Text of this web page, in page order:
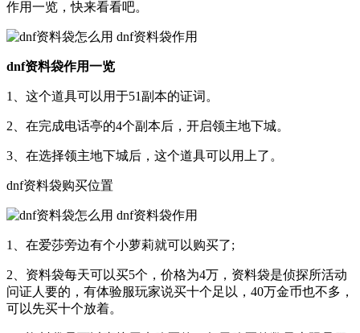
作用一览，快来看看吧。
dnf资料袋作用一览
1、这个道具可以用于51副本的证词。
2、在完成电话亭的4个副本后，开启领主地下城。
3、在选择领主地下城后，这个道具可以用上了。
dnf资料袋购买位置
1、在爱莎旁边有个小萝莉就可以购买了;
2、资料袋每天可以买5个，价格为4万，资料袋是侦探所活动
问证人要的，有体验服玩家说买十个足以，40万金币也不多，
可以先买十个放着。